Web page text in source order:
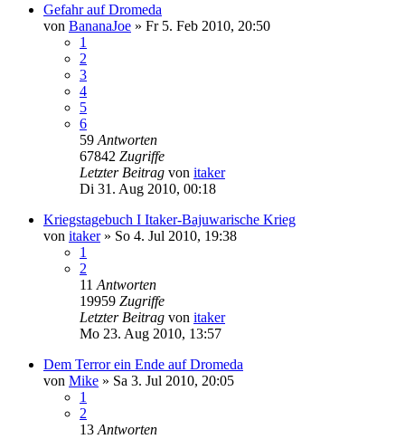
Gefahr auf Dromeda
von BananaJoe » Fr 5. Feb 2010, 20:50
1
2
3
4
5
6
59 Antworten
67842 Zugriffe
Letzter Beitrag von itaker
Di 31. Aug 2010, 00:18
Kriegstagebuch I Itaker-Bajuwarische Krieg
von itaker» So 4. Jul 2010, 19:38
1
2
11 Antworten
19959 Zugriffe
Letzter Beitrag von itaker
Mo 23. Aug 2010, 13:57
Dem Terror ein Ende auf Dromeda
von Mike » Sa 3. Jul 2010, 20:05
1
2
13 Antworten